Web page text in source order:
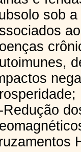
sob
Redução